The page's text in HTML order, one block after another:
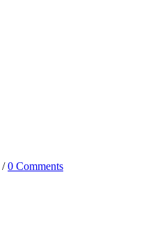
/ 0 Comments